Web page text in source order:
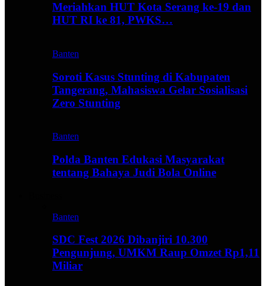
Meriahkan HUT Kota Serang ke-19 dan
HUT RI ke 81, PWKS…
Banten
Soroti Kasus Stunting di Kabupaten
Tangerang, Mahasiswa Gelar Sosialisasi
Zero Stunting
Banten
Polda Banten Edukasi Masyarakat
tentang Bahaya Judi Bola Online
Banten
SDC Fest 2026 Dibanjiri 10.300
Pengunjung, UMKM Raup Omzet Rp1,11
Miliar